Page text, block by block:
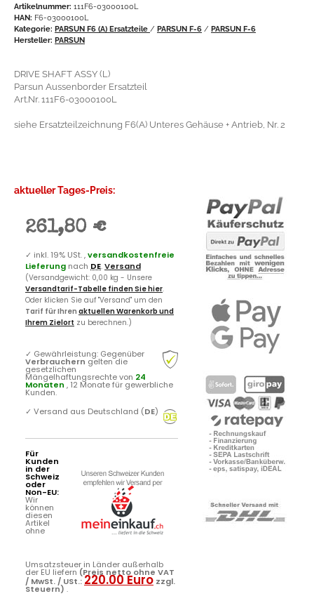
Artikelnummer: 111F6-03000100L
HAN: F6-03000100L
Kategorie: PARSUN F6 (A) Ersatzteile / PARSUN F-6 / PARSUN F-6
Hersteller: PARSUN
DRIVE SHAFT ASSY (L)
Parsun Aussenborder Ersatzteil
Art.Nr. 111F6-03000100L
siehe Ersatzteilzeichnung F6(A) Unteres Gehäuse + Antrieb, Nr. 2
aktueller Tages-Preis:
261,80 €
✓ inkl. 19% USt. ,versandkostenfreie
Lieferung nach DE.Versand
(Versandgewicht: 0,00 kg - Unsere
Versandtarif-Tabelle finden Sie hier.
Oder klicken Sie auf "Versand" um den
Tarif für Ihren aktuellen Warenkorb und
Ihrem Zielort zu berechnen.)
✓ Gewährleistung: Gegenüber
Verbrauchern gelten die
gesetzlichen
Mängelhaftungsrechte von 24
Monaten , 12 Monate für gewerbliche
Kunden.
✓ Versand aus Deutschland (DE)
Für
Kunden
in der
Schweiz
oder
Non-EU:
Wir
können
diesen
Artikel
ohne
Umsatzsteuer in Länder außerhalb
der EU liefern (Preis netto ohne VAT
/ MwSt. / USt.:220.00 Euro zzgl.
Steuern) .